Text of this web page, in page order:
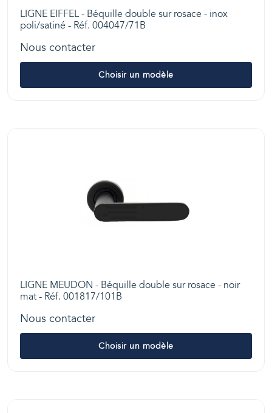
LIGNE EIFFEL - Béquille double sur rosace - inox
poli/satiné - Réf. 004047/71B
Nous contacter
Choisir un modèle
LIGNE MEUDON - Béquille double sur rosace - noir
mat - Réf. 001817/101B
Nous contacter
Choisir un modèle